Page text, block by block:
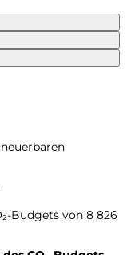
Budgets von 8 826